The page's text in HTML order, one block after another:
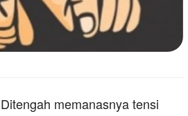
memanasnya tensi